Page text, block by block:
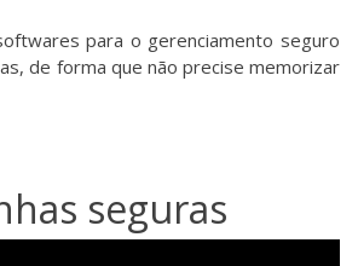
para o gerenciamento seguro
de forma que não precise memorizar
seguras